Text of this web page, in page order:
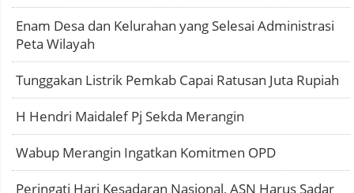
Enam Desa dan Kelurahan yang Selesai Administrasi
Peta Wilayah
Tunggakan Listrik Pemkab Capai Ratusan Juta Rupiah
H Hendri Maidalef Pj Sekda Merangin
Wabup Merangin Ingatkan Komitmen OPD
Peringati Hari Kesadaran Nasional, ASN Harus Sadar